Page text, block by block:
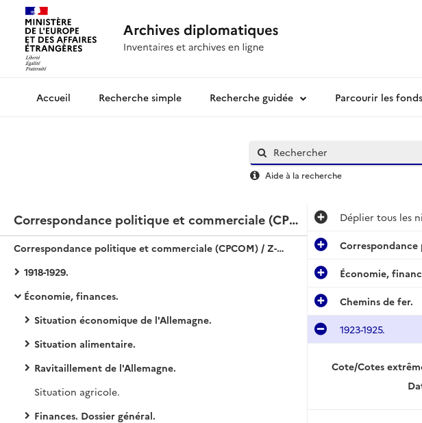
Archives diplomatiquesRecherche simple Recherche guidée Parcourir les fonds
Aide à la recherche
Correspondance politique et commerciale (CPCOM) / Z-Europe / Allemagne
Correspondance politique et commerciale (CPCOM) / Z-Europe / Allemagne
1918-1929.
Économie, finances.
Situation économique de l'Allemagne.
Situation alimentaire.
Ravitaillement de l'Allemagne.
Situation agricole.
Finances. Dossier général.
Déplier tous les
Correspondance
Économie,
Chemins de fer.
1923-1925.
Cote/Cotes